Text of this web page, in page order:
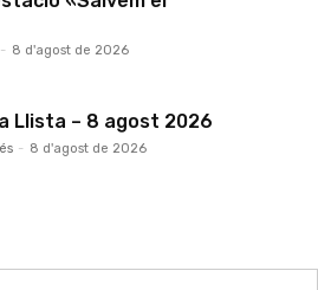
- 8 d'agost de 2026
Llista – 8 agost 2026
- 8 d'agost de 2026